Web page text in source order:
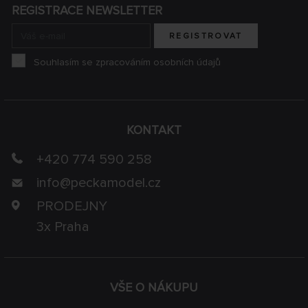
VŠE O NÁKUPU
KONTAKT
+420 774 590 258
info@peckamodel.cz
PRODEJNY
3x Praha
REGISTRACE NEWSLETTER
REGISTROVAT
Souhlasím se zpracováním osobních údajů